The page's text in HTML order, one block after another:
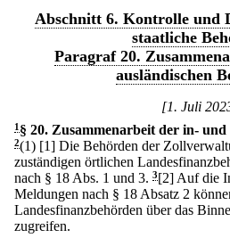
Abschnitt 6. Kontrolle und
staatliche
Paragraf 20.
ausländischen
[1. Juli
1 § 20. Zusammenarbeit der in- und
2(1) [1] Die Behörden der
zuständigen örtlichen
nach § 18 Abs. 1 und 3. 3[2] Auf die
Meldungen nach § 18 Absatz 2
Landesfinanzbehörden über das
zugreifen.